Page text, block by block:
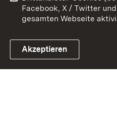
Link zum Landesportal
Facebook, X / Twitter
gesamten Webseite
Akzeptieren